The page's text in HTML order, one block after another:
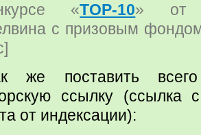
«TOP-10» от
с призовым
же поставить
ссылку (ссылка
от индексации):